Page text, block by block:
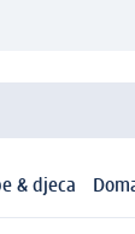
& djeca